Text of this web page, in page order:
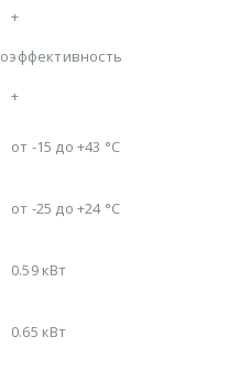
+
+
от -15 до +43 °C
от -25 до +24 °C
0.59 кВт
0.65 кВт